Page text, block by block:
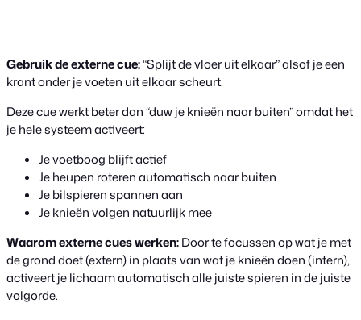
Gebruik de externe cue:“Splijt de vloer uit elkaar” alsof je een
krant onder je voeten uit elkaar scheurt.
Deze cue werkt beter dan “duw je knieën naar buiten” omdat het
je hele systeem activeert:
Je voetboog blijft actief
Je heupen roteren automatisch naar buiten
Je bilspieren spannen aan
Je knieën volgen natuurlijk mee
Waarom externe cues werken:Door te focussen op wat je met
de grond doet (extern) in plaats van wat je knieën doen (intern),
activeert je lichaam automatisch alle juiste spieren in de juiste
volgorde.